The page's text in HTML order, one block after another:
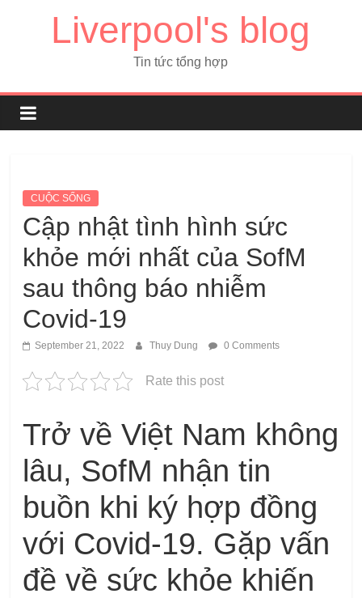
Liverpool's blog
Tin tức tổng hợp
CUỘC SỐNG
Cập nhật tình hình sức
khỏe mới nhất của SofM
sau thông báo nhiễm
Covid-19
September 21, 2022 Thuy Dung 0 Comments
Rate this post
Trở về Việt Nam không
lâu, SofM nhận tin
buồn khi ký hợp đồng
với Covid-19. Gặp vấn
đề về sức khỏe khiến